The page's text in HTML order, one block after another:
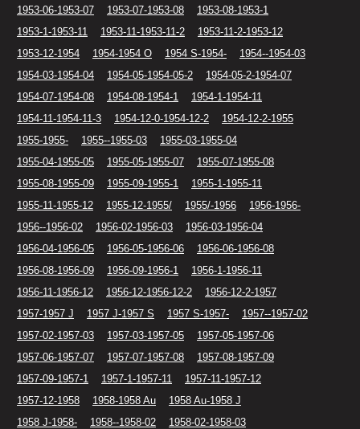
1953-06-1953-07 1953-07-1953-08
1953-08-1953-1
1953-1-1953-11
1953-11-1953-11-2
1953-11-2-1953-12
1953-12-1954
1954-1954 O 1954 S-1954-
1954--1954-03
1954-03-1954-04
1954-05-1954-05-2
1954-05-2-1954-07
1954-07-1954-08
1954-08-1954-1
1954-1-1954-11
1954-11-1954-11-3
1954-12-0-1954-12-2
1954-12-2-1955
1955-1955-
1955--1955-03
1955-03-1955-04
1955-04-1955-05
1955-05-1955-07
1955-07-1955-08
1955-08-1955-09
1955-09-1955-1
1955-1-1955-11
1955-11-1955-12
1955-12-1955/ 1955/-1956
1956-1956-
1956--1956-02
1956-02-1956-03
1956-03-1956-04
1956-04-1956-05
1956-05-1956-06
1956-06-1956-08
1956-08-1956-09
1956-09-1956-1
1956-1-1956-11
1956-11-1956-12
1956-12-1956-12-2
1956-12-2-1957
1957-1957 J
1957 J-1957 S 1957 S-1957-
1957--1957-02
1957-02-1957-03
1957-03-1957-05
1957-05-1957-06
1957-06-1957-07
1957-07-1957-08
1957-08-1957-09
1957-09-1957-1
1957-1-1957-11
1957-11-1957-12
1957-12-1958
1958-1958 Au
1958 Au-1958 J
1958 J-1958-
1958--1958-02
1958-02-1958-03